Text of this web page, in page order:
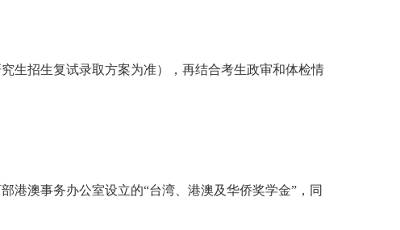
生招生复试录取方案为准），再结合考生政审和体检情
港澳事务办公室设立的“台湾、港澳及华侨奖学金”，同